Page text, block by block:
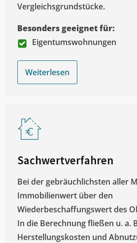
Vergleichsgrundstücke.
Besonders geeignet für:
Eigentumswohnungen
Weiterlesen
Sachwertverfahren
Bei der gebräuchlichsten aller
Immobilienwert über den
Wiederbeschaffungswert des
In die Berechnung fließen u. a.
Herstellungskosten und